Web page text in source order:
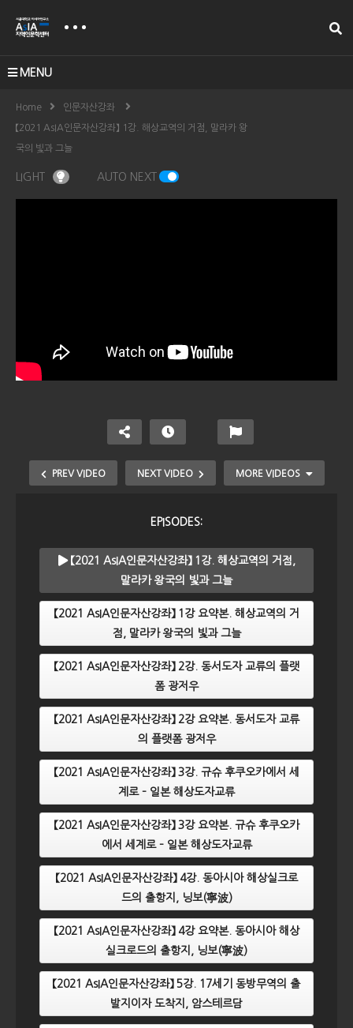
MENU
Home 인문자산강좌
【2021 AsIA인문자산강좌】 1강. 해상교역의 거점, 말라카 왕
국의 빛과 그늘
LIGHT AUTO NEXT
PREV VIDEO NEXT VIDEO MORE VIDEOS
【2021 AsIA인문자산강좌】 1강. 해상교역의 거점, 말
EPISODES:
【2021 AsIA인문자산강좌】 1강. 해상교역의 거점,
말라카 왕국의 빛과 그늘
【2021 AsIA인문자산강좌】 1강 요약본. 해상교역의 거
점, 말라카 왕국의 빛과 그늘
【2021 AsIA인문자산강좌】 2강. 동서도자 교류의 플랫
폼 광저우
【2021 AsIA인문자산강좌】 2강 요약본. 동서도자 교류
의 플랫폼 광저우
【2021 AsIA인문자산강좌】 3강. 규슈 후쿠오카에서 세
계로 – 일본 해상도자교류
【2021 AsIA인문자산강좌】 3강 요약본. 규슈 후쿠오카
에서 세계로 – 일본 해상도자교류
【2021 AsIA인문자산강좌】 4강. 동아시아 해상실크로
드의 출항지, 닝보(寧波)
【2021 AsIA인문자산강좌】 4강 요약본. 동아시아 해상
실크로드의 출항지, 닝보(寧波)
【2021 AsIA인문자산강좌】 5강. 17세기 동방무역의 출
발지이자 도착지, 암스테르담